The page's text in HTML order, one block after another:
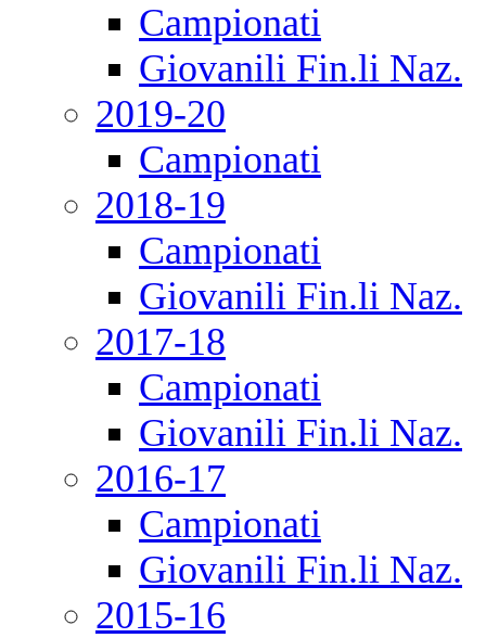
Campionati
Giovanili Fin.li Naz.
2019-20
Campionati
2018-19
Campionati
Giovanili Fin.li Naz.
2017-18
Campionati
Giovanili Fin.li Naz.
2016-17
Campionati
Giovanili Fin.li Naz.
2015-16